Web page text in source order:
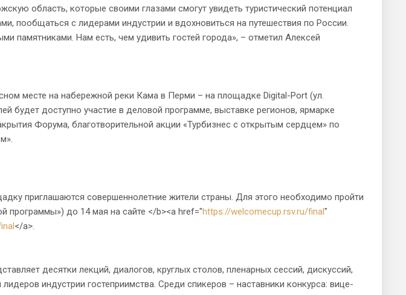
область, которые своими глазами смогут увидеть туристический потенциал
пообщаться с лидерами индустрии и вдохновиться на путешествия по России.
памятниками. Нам есть, чем удивить гостей города», – отметил Алексей
месте на набережной реки Кама в Перми – на площадке Digital-Port (ул.
будет доступно участие в деловой программе, выставке регионов, ярмарке
Форума, благотворительной акции «Турбизнес с открытым сердцем» по
приглашаются совершеннолетние жители страны. Для этого необходимо пройти
программы») до 14 мая на сайте </b><a href="https://welcomecup.rsv.ru/final"
</a>.
десятки лекций, диалогов, круглых столов, пленарных сессий, дискуссий,
индустрии гостеприимства. Среди спикеров – наставники конкурса: вице-